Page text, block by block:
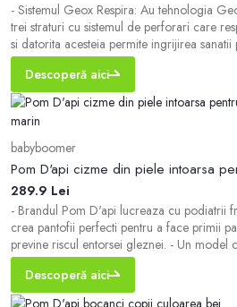
- Sistemul Geox Respira: Au tehnologia
trei straturi cu sistemul de perforari care
si datorita acesteia permite ingrijirea
confortul folosirii incaltamintei. - Model cu
inchidere cu Velcro. - Talpa exterioara din
Descoperă aici
babyboomer
289.9 Lei
- Brandul Pom D'api lucreaza cu podiatrii
crea pantofii perfecti pentru a face primii
previne riscul entorsei gleznei. - Un model
confortabil pentru picior si previne frecarea,
miros neplacut. - Talpa exterioara din
Descoperă aici